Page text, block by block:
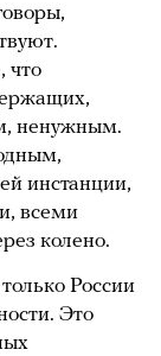
что
ненужным.
инстанции,
всеми
колено.
России
Это